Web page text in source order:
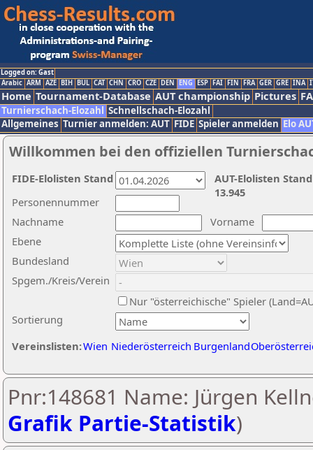
Logged on: Gast
Arabic ARM AZE BIH BUL CAT CHN CRO CZE DEN ENG ESP FAI FIN FRA GER GRE INA
Home Tournament-Database AUT championship Pictures
Turnierschach-Elozahl Schnellschach-Elozahl
Allgemeines Turnier anmelden: AUT FIDE Spieler anmelden Elo
Willkommen bei den offiziellen
Nachname
Vorname
Ebene
Sortierung
Personennummer
Bundesland
Spgem./Kreis/Verein
Nur "österreichische" Spieler
Vereinslisten:Wien Niederösterreich Burgenland
AUT-Elolisten
13.945
FIDE-Elolisten Stand
Pnr:148681 Name: Jürgen
Grafik Partie-Statistik)